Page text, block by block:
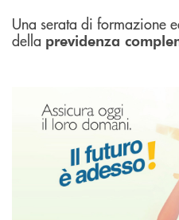
Una serata di formazione
della previdenza